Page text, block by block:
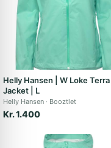
Helly Hansen | W Loke Terra
Jacket | L
Helly Hansen Booztlet
Kr. 1.400